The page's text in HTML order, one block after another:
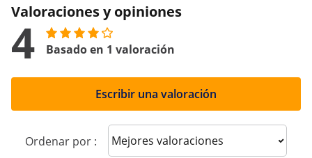
Valoraciones y opiniones
4 Basado en 1 valoración
Escribir una valoración
Ordenar por : Sort reviews